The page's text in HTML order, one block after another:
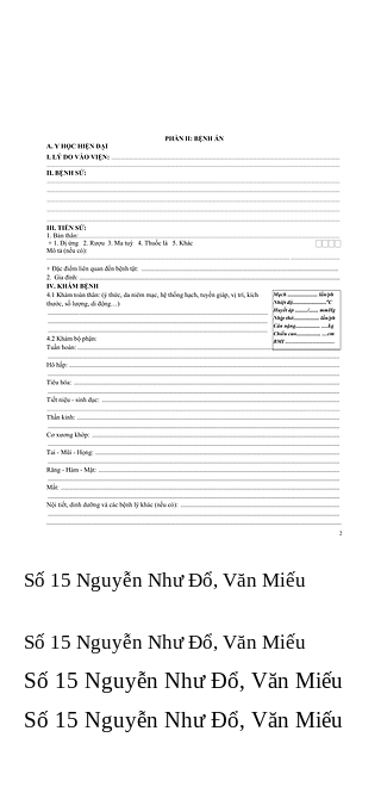
Số 15 Nguyễn Như Đổ, Văn Miếu
Số 15 Nguyễn Như Đổ, Văn Miếu​​​​
Số 15 Nguyễn Như Đổ, Văn Miếu​​​​
Số 15 Nguyễn Như Đổ, Văn Miếu​​​​